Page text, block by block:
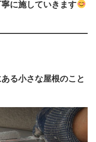
に施していきます
る小さな屋根のこと